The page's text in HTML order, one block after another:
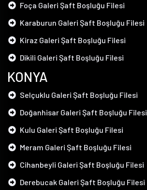
Foça Galeri Şaft Boşluğu Filesi
Karaburun Galeri Şaft Boşluğu Filesi
Kiraz Galeri Şaft Boşluğu Filesi
Dikili Galeri Şaft Boşluğu Filesi
KONYA
Selçuklu Galeri Şaft Boşluğu Filesi
Doğanhisar Galeri Şaft Boşluğu Filesi
Kulu Galeri Şaft Boşluğu Filesi
Meram Galeri Şaft Boşluğu Filesi
Cihanbeyli Galeri Şaft Boşluğu Filesi
Derebucak Galeri Şaft Boşluğu Filesi